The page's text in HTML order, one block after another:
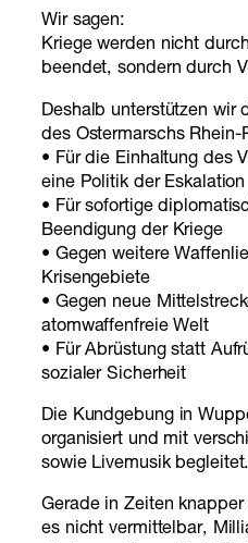
Wir sagen:
Kriege werden nicht
beendet, sondern durch
Deshalb unterstützen wir
des Ostermarschs Rhein-
• Für die Einhaltung des
eine Politik der Eskalation
• Für sofortige
Beendigung der Kriege
• Gegen weitere
Krisengebiete
• Gegen neue
atomwaffenfreie Welt
• Für Abrüstung statt
sozialer Sicherheit
Die Kundgebung in
organisiert und mit
sowie Livemusik begleitet.
Gerade in Zeiten
es nicht vermittelbar,